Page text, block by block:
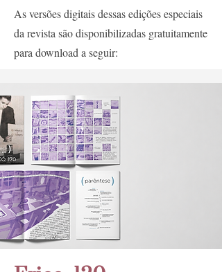
As versões digitais dessas edições especiais
da revista são disponibilizadas gratuitamente
para download a seguir: